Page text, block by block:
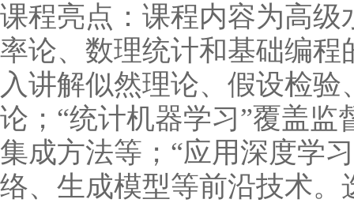
课程亮点：课程内容为高
率论、数理统计和基础编程
入讲解似然理论、假设检
论；“统计机器学习”覆盖
集成方法等；“应用深度学
络、生成模型等前沿技术